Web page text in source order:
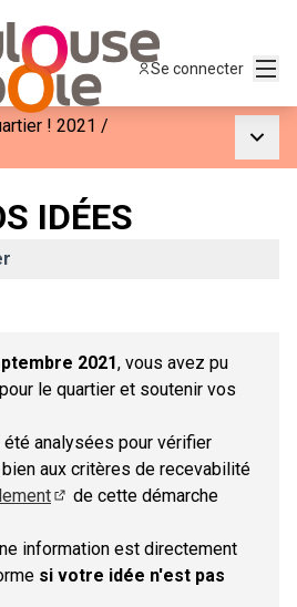
Se connecter
! 2021 /
IDÉES
2021, vous avez pu
le quartier et soutenir vos
analysées pour vérifier
aux critères de recevabilité
de cette démarche
information est directement
si votre idée n'est pas